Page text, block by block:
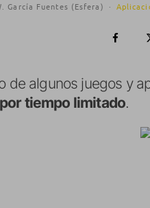
García Fuentes (Esfera) ·
de algunos juegos y
tiempo limitado.